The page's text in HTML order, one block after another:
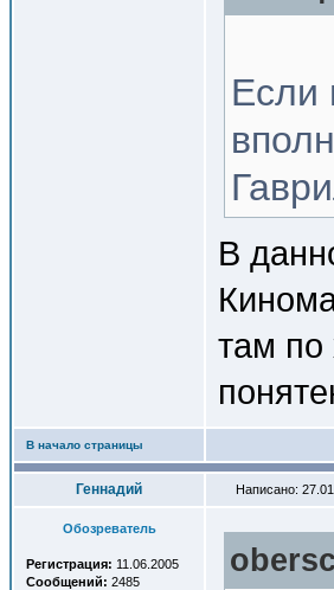
Если
В
там по
В начало страницы
Геннадий Написано:
Обозреватель
Регистрация: 11.06.2005
Сообщений: 2485